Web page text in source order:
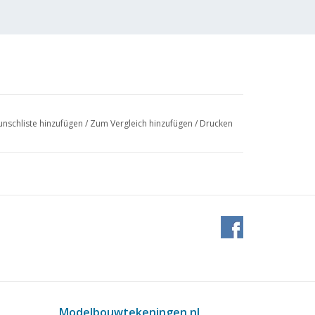
hinzufügen / Zum Vergleich hinzufügen / Drucken